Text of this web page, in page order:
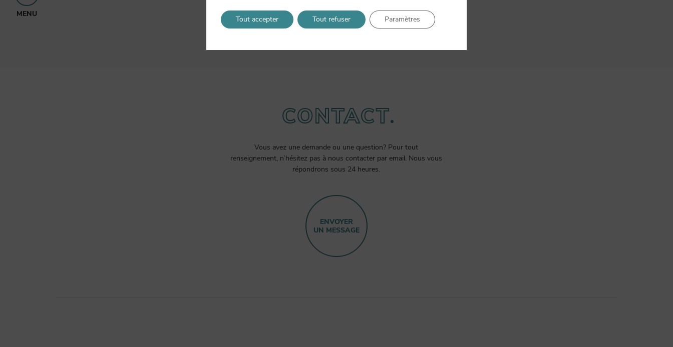
CONTACT
Vous avez une demande ou une question? Pour tout
renseignement, n’hésitez pas à nous contacter par email. Nous vous
répondrons sous 24 heures.
ENVOYER
UN MESSAGE
Tout accepter Tout refuser Paramètres